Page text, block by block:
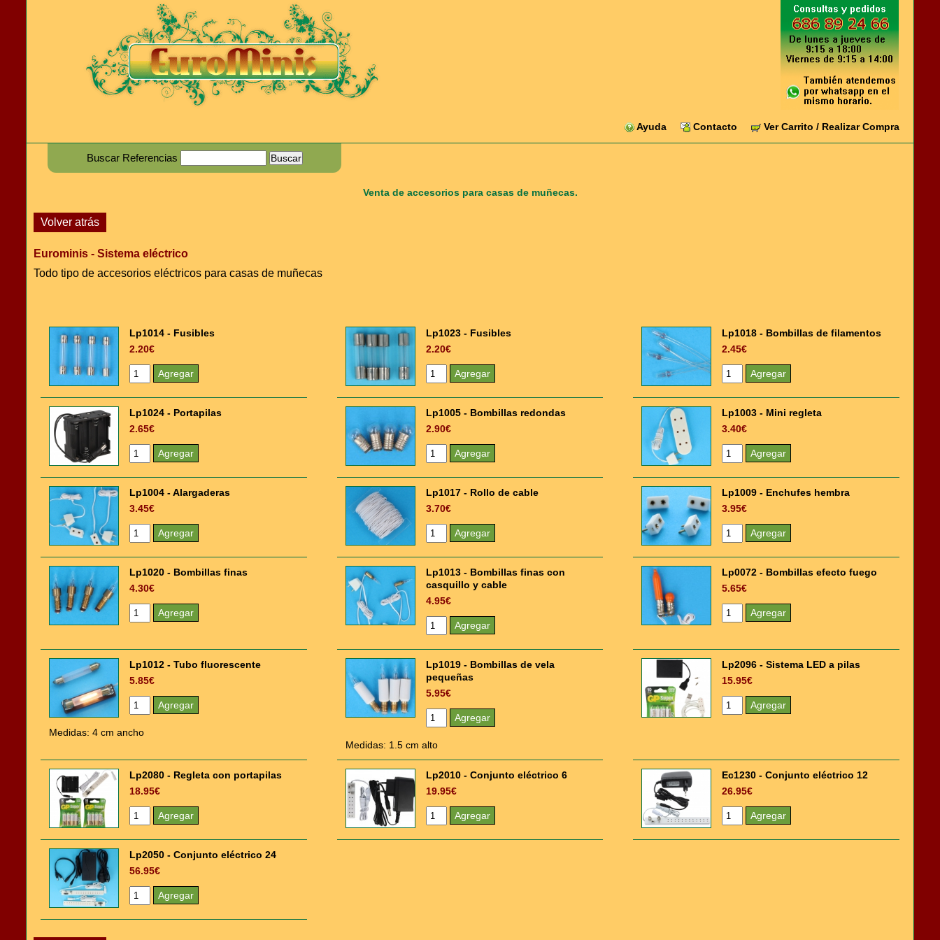
Ver Carrito / Realizar Compra
Contacto
Ayuda
Buscar Referencias
Venta de accesorios para casas de muñecas.
Volver atrás
Eurominis - Sistema eléctrico
Todo tipo de accesorios eléctricos para casas de muñecas
Lp1014 - Fusibles
2.20€
Lp1023 - Fusibles
2.20€
Lp1018 - Bombillas de filamentos
2.45€
Lp1024 - Portapilas
2.65€
Lp1005 - Bombillas redondas
2.90€
Lp1003 - Mini regleta
3.40€
Lp1004 - Alargaderas
3.45€
Lp1017 - Rollo de cable
3.70€
Lp1009 - Enchufes hembra
3.95€
Lp1020 - Bombillas finas
4.30€
Lp1013 - Bombillas finas con
casquillo y cable
4.95€
Lp0072 - Bombillas efecto fuego
5.65€
Lp1012 - Tubo fluorescente
5.85€
Medidas: 4 cm ancho
Lp1019 - Bombillas de vela
pequeñas
5.95€
Medidas: 1.5 cm alto
Lp2096 - Sistema LED a pilas
15.95€
Lp2080 - Regleta con portapilas
18.95€
Lp2010 - Conjunto eléctrico 6
19.95€
Ec1230 - Conjunto eléctrico 12
26.95€
Lp2050 - Conjunto eléctrico 24
56.95€